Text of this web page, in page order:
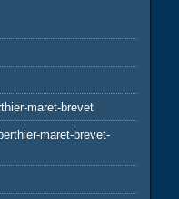
maret-brevet
maret-brevet-